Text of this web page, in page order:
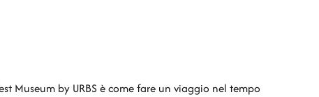
Museum by URBS è come fare un viaggio nel tempo